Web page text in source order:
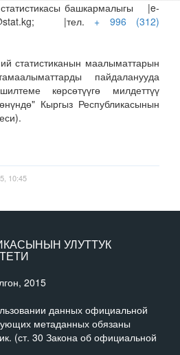
башкармалыгы |e-
|тел. + 996 (312)
статистиканын маалыматтарын
пайдаланууда
көрсөтүүгө милдеттүү
Кыргыз Республикасынын
10:45
УЛУТТУК
2015
данных официальной
метаданных обязаны
(ст. 30 Закона об официальной